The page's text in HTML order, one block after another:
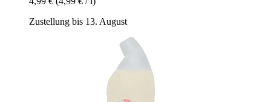
Zustellung bis 13. August